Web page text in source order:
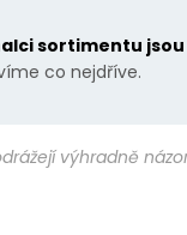
sortimentu
co nejdříve.
výhradně